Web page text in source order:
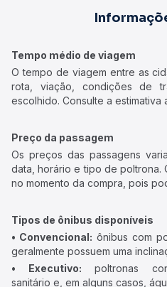
Tempo médio de viagem
O tempo de viagem entre as
rota, viação, condições de
escolhido. Consulte a estimativa
Preço da passagem
Os preços das passagens
data, horário e tipo de poltrona.
no momento da compra, pois
Tipos de ônibus disponíveis
• Convencional: ônibus com
geralmente possuem uma
• Executivo: poltronas
sanitário e, em alguns casos,